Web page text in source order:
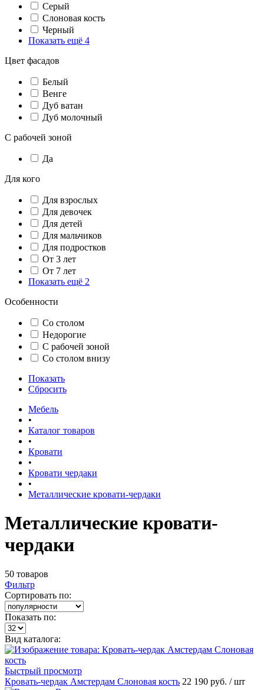
Серый
Слоновая кость
Черный
Показать ещё 4
Цвет фасадов
Белый
Венге
Дуб ватан
Дуб молочный
С рабочей зоной
Да
Для кого
Для взрослых
Для девочек
Для детей
Для мальчиков
Для подростков
От 3 лет
От 7 лет
Показать ещё 2
Особенности
Со столом
Недорогие
С рабочей зоной
Со столом внизу
Показать
Сбросить
Мебель
•
Каталог товаров
•
Кровати
•
Кровати чердаки
•
Металлические кровати-чердаки
Металлические кровати-
чердаки
50 товаров
Фильтр
Сортировать по:
Показать по:
Вид каталога:
Быстрый просмотр
Кровать-чердак Амстердам Слоновая кость 22 190 руб. / шт